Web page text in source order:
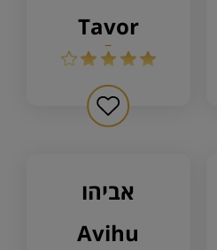
tavor
אביהו
avihu